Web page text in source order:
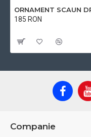
ORNAMENT SCAUN
185 RON
Companie